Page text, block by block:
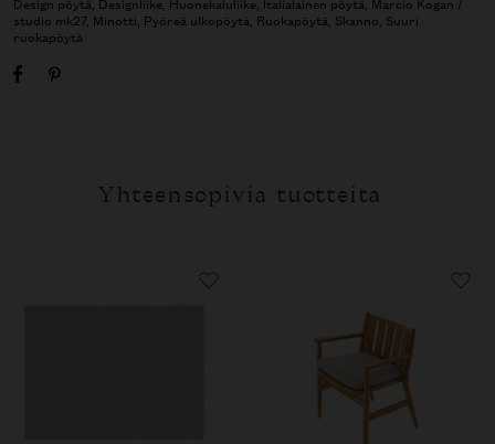
studio mk27, Minotti, Pyöreä ulkopöytä, Ruokapöytä, Skanno, Suuri
ruokapöytä
Yhteensopivia tuotteita